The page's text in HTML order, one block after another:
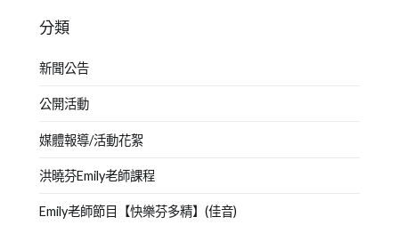
分類
新聞公告
公開活動
媒體報導/活動花絮
洪曉芬Emily老師課程
Emily老師節目【快樂芬多精】(佳音)